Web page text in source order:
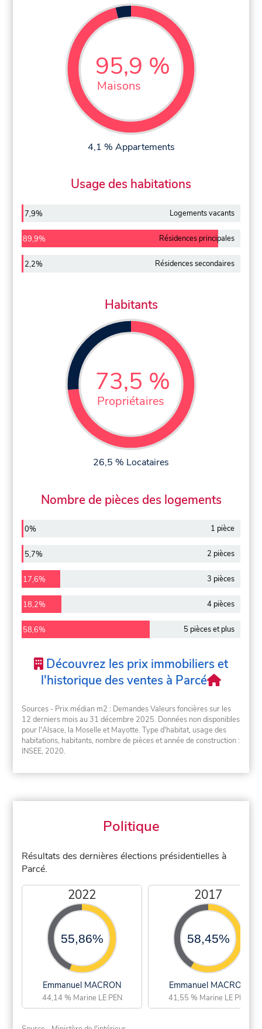
95,9 %
Maisons
4,1 % Appartements
Usage des habitations
7,9% Logements vacants
89,9% Résidences principales
2,2% Résidences secondaires
Habitants
73,5 %
Propriétaires
26,5 % Locataires
Nombre de pièces des logements
0% 1 pièce
5,7% 2 pièces
17,6% 3 pièces
18,2% 4 pièces
58,6% 5 pièces et plus
Découvrez les prix immobiliers et
l'historique des ventes à Parcé
Sources - Prix médian m2 : Demandes Valeurs foncières sur les
12 derniers mois au 31 décembre 2025. Données non disponibles
pour l'Alsace, la Moselle et Mayotte. Type d'habitat, usage des
habitations, habitants, nombre de pièces et année de construction :
INSEE, 2020.
Politique
Résultats des dernières élections présidentielles à
Parcé.
2022
55,86%
Emmanuel MACRON
44,14 % Marine LE PEN
2017
58,45%
Emmanuel MACRON
41,55 % Marine LE PEN